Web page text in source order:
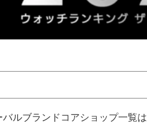
ルブランドコアショップ一覧は